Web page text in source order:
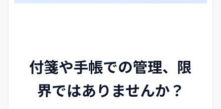
付箋や手帳での管理、限
界ではありませんか？